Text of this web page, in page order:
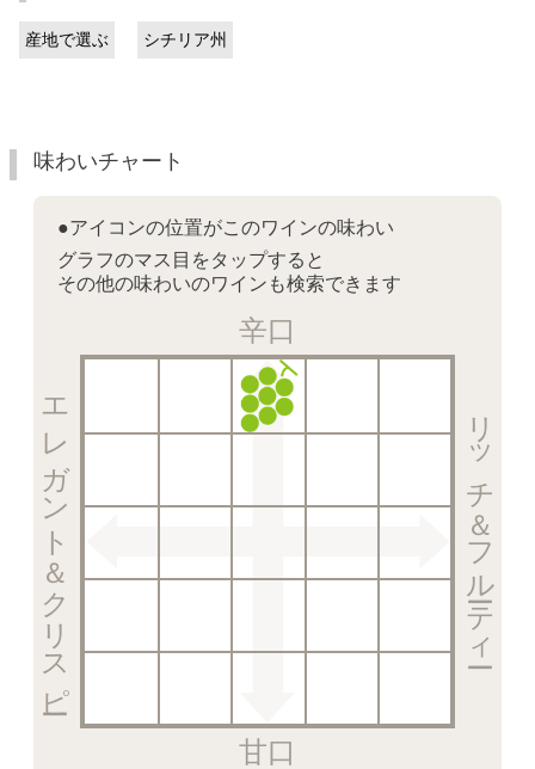
産地で選ぶ シチリア州
味わいチャート
●アイコンの位置がこのワインの味わい
グラフのマス目をタップすると
その他の味わいのワインも検索できます
辛口
リッチ＆フルーティー
甘口
エレガント＆クリスピー